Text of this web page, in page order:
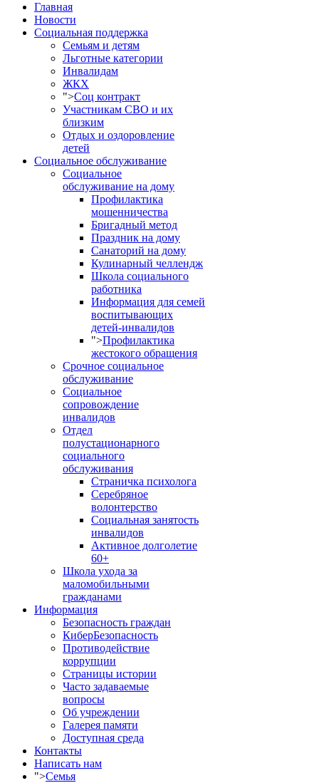
Главная
Новости
Социальная поддержка
Семьям и детям
Льготные категории
Инвалидам
ЖКХ
">Соц контракт
Участникам СВО и их
близким
Отдых и оздоровление
детей
Социальное обслуживание
Социальное
обслуживание на дому
Профилактика
мошенничества
Бригадный метод
Праздник на дому
Санаторий на дому
Кулинарный челлендж
Школа социального
работника
Информация для семей
воспитывающих
детей-инвалидов
">Профилактика
жестокого обращения
Срочное социальное
обслуживание
Социальное
сопровождение
инвалидов
Отдел
полустационарного
социального
обслуживания
Страничка психолога
Серебряное
волонтерство
Социальная занятость
инвалидов
Активное долголетие
60+
Школа ухода за
маломобильными
гражданами
Информация
Безопасность граждан
КиберБезопасность
Противодействие
коррупции
Страницы истории
Часто задаваемые
вопросы
Об учреждении
Галерея памяти
Доступная среда
Контакты
Написать нам
">Семья